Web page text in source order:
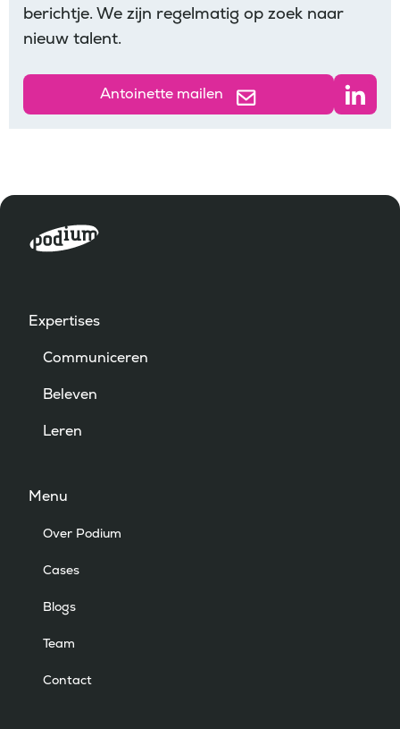
berichtje. We zijn regelmatig op zoek naar
nieuw talent.
Antoinette mailen
Expertises
Communiceren
Beleven
Leren
Menu
Over Podium
Cases
Blogs
Team
Contact